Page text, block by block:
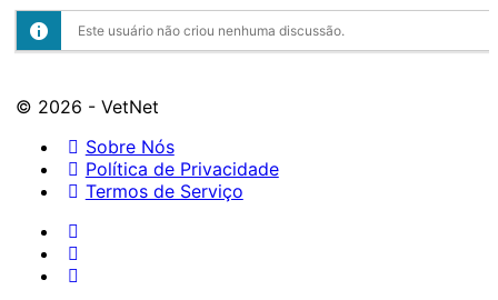
Este usuário não criou nenhuma discussão.
© 2026 - VetNet
Sobre Nós
Política de Privacidade
Termos de Serviço